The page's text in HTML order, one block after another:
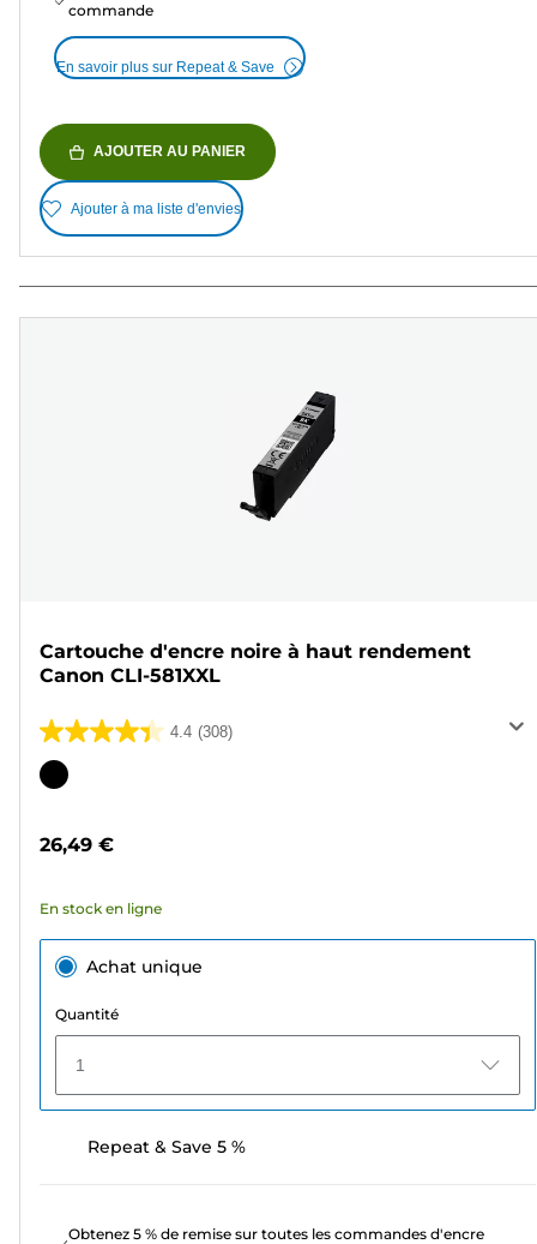
commande
En savoir plus sur Repeat & Save
AJOUTER AU PANIER
Ajouter à ma liste d'envies
Cartouche d'encre noire à haut rendement
Canon CLI-581XXL
4.4 (308)
4.4
sur
308
Cartouche
26,49 €
En stock en ligne
Achat unique
Quantité
1
Repeat & Save 5 %
Obtenez 5 % de remise sur toutes les commandes d'encre